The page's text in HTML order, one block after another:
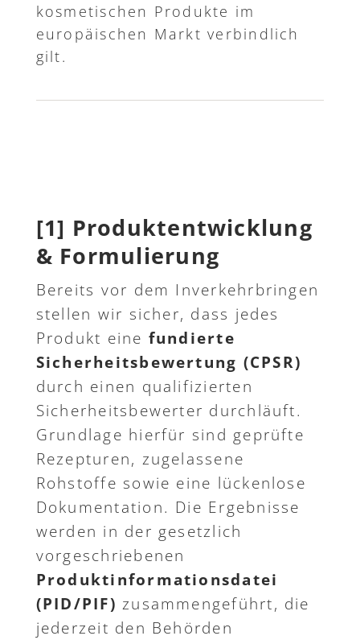
kosmetischen Produkte im
europäischen Markt verbindlich
gilt.
[1] Produktentwicklung
& Formulierung
Bereits vor dem Inverkehrbringen
stellen wir sicher, dass jedes
Produkt eine fundierte
Sicherheitsbewertung (CPSR)
durch einen qualifizierten
Sicherheitsbewerter durchläuft.
Grundlage hierfür sind geprüfte
Rezepturen, zugelassene
Rohstoffe sowie eine lückenlose
Dokumentation. Die Ergebnisse
werden in der gesetzlich
vorgeschriebenen
Produktinformationsdatei
(PID/PIF) zusammengeführt, die
jederzeit den Behörden